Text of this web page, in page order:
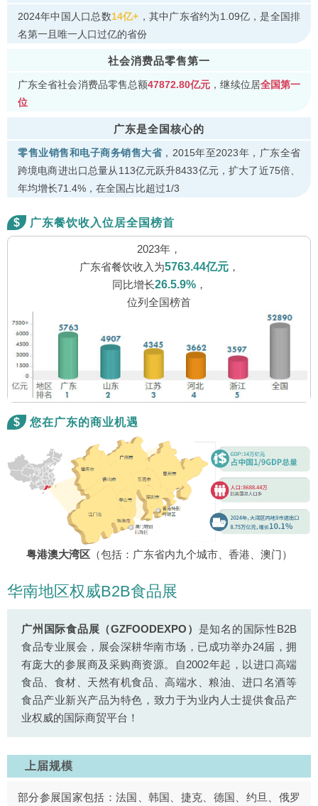
2024年中国人口总数14亿+ ，其中广东省约为1.09亿，是全国排
名第一且唯一人口过亿的省份
社会消费品零售第一
广东全省社会消费品零售总额47872.80亿元 ，继续位居全国第一
位
广东是全国核心的
零售业销售和电子商务销售大省，2015年至2023年，广东全省
跨境电商进出口总量从113亿元跃升8433亿元，扩大了近75倍、
年均增长71.4%，在全国占比超过1/3
$ 广东餐饮收入位居全国榜首
2023年，
广东省餐饮收入为5763.44亿元，
同比增长26.5.9%，
位列全国榜首
$ 您在广东的商业机遇
粤港澳大湾区（包括：广东省内九个城市、香港、澳门）
华南地区权威B2B食品展
广州国际食品展（GZFOODEXPO） 是知名的国际性B2B
食品专业展会，展会深耕华南市场，已成功举办24届，拥
有庞大的参展商及采购商资源。自2002年起，以进口高端
食品、食材、天然有机食品、高端水、粮油、进口名酒等
食品产业新兴产品为特色，致力于为业内人士提供食品产
业权威的国际商贸平台！
上届规模
部分参展国家包括：法国、韩国、捷克、德国、约旦、俄罗